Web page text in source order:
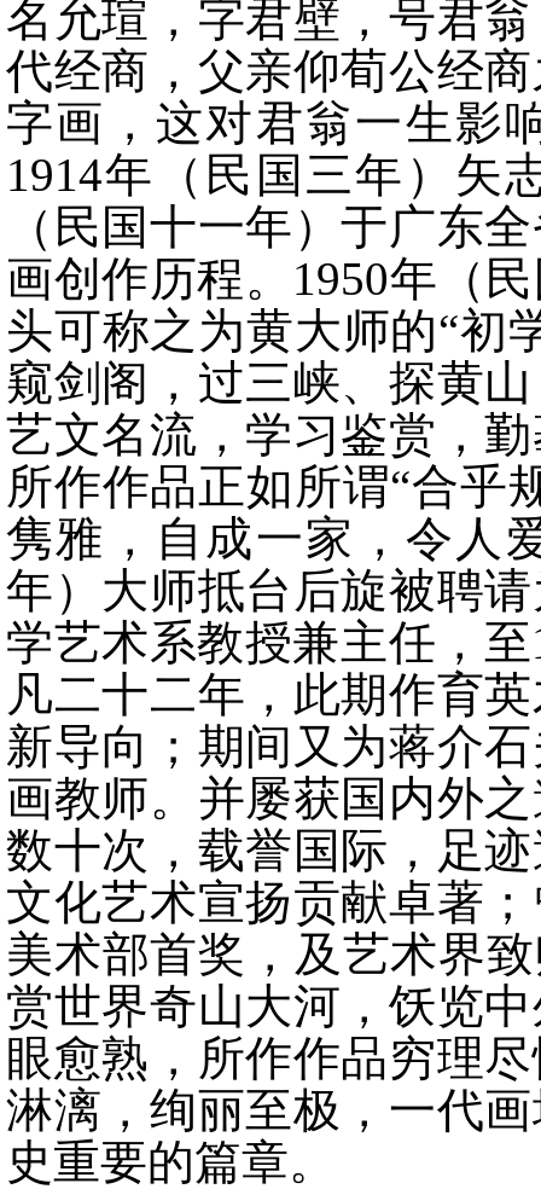
名允瑄，字君壁，号君
代经商，父亲仰荀公经
字画，这对君翁一生影
1914年（民国三年）矢
（民国十一年）于广东
画创作历程。1950年（
头可称之为黄大师的“初
窥剑阁，过三峡、探黄
艺文名流，学习鉴赏，
所作作品正如所谓“合乎
隽雅，自成一家，令人
年）大师抵台后旋被聘
学艺术系教授兼主任，
凡二十二年，此期作育
新导向；期间又为蒋介
画教师。并屡获国内外
数十次，载誉国际，足
文化艺术宣扬贡献卓著
美术部首奖，及艺术界
赏世界奇山大河，饫览
眼愈熟，所作作品穷理
淋漓，绚丽至极，一代
史重要的篇章。